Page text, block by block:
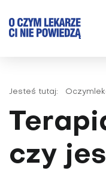
Jesteś tutaj:
czy